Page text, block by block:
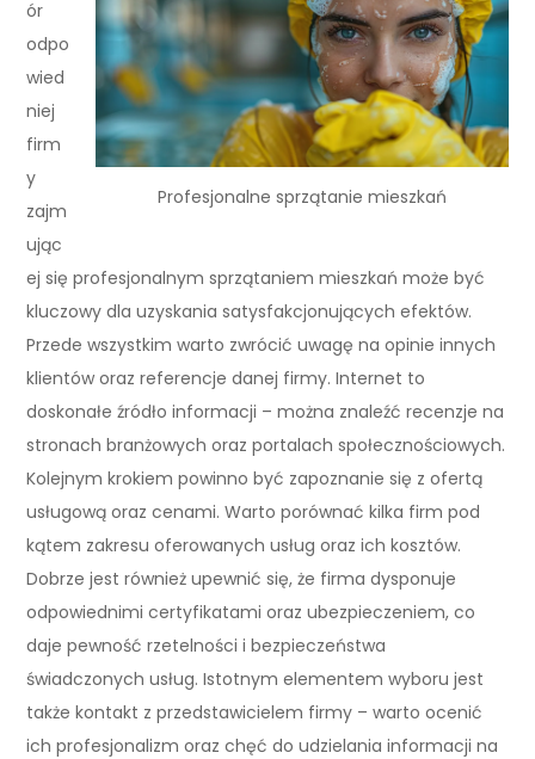
Profesjonalne sprzątanie mieszkań
ór
odpo
wied
niej
firm
y
zajm
ując
ej się profesjonalnym sprzątaniem mieszkań może być
kluczowy dla uzyskania satysfakcjonujących efektów.
Przede wszystkim warto zwrócić uwagę na opinie innych
klientów oraz referencje danej firmy. Internet to
doskonałe źródło informacji – można znaleźć recenzje na
stronach branżowych oraz portalach społecznościowych.
Kolejnym krokiem powinno być zapoznanie się z ofertą
usługową oraz cenami. Warto porównać kilka firm pod
kątem zakresu oferowanych usług oraz ich kosztów.
Dobrze jest również upewnić się, że firma dysponuje
odpowiednimi certyfikatami oraz ubezpieczeniem, co
daje pewność rzetelności i bezpieczeństwa
świadczonych usług. Istotnym elementem wyboru jest
także kontakt z przedstawicielem firmy – warto ocenić
ich profesjonalizm oraz chęć do udzielania informacji na